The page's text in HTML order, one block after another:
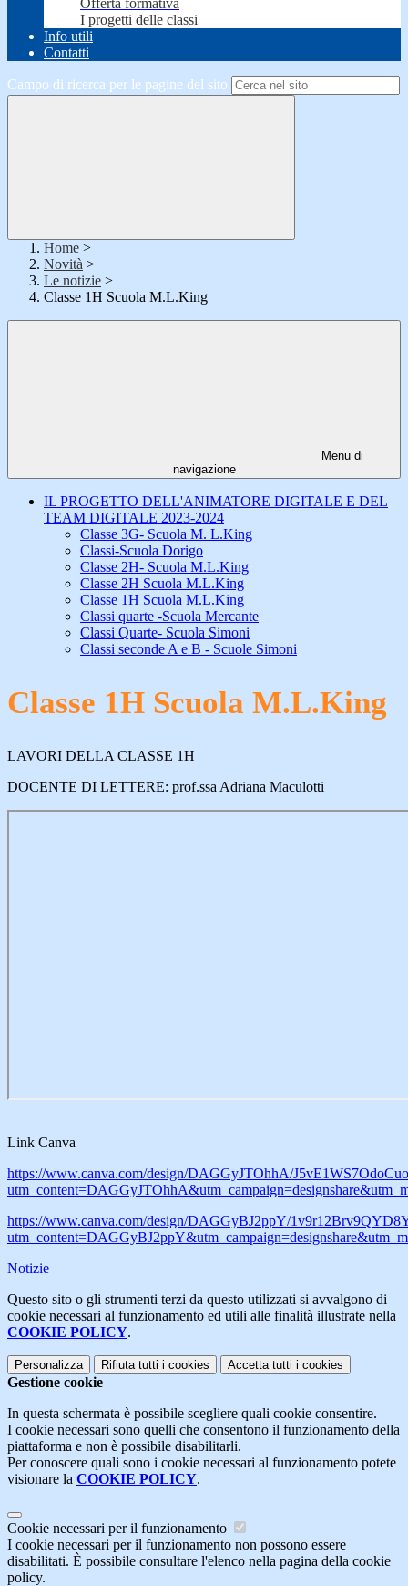
Offerta formativa
I progetti delle classi
Info utili
Contatti
Campo di ricerca per le pagine del sito
Home >
Novità >
Le notizie >
Classe 1H Scuola M.L.King
Menu di
navigazione
IL PROGETTO DELL'ANIMATORE DIGITALE E DEL
TEAM DIGITALE 2023-2024
Classe 3G- Scuola M. L.King
Classi-Scuola Dorigo
Classe 2H- Scuola M.L.King
Classe 2H Scuola M.L.King
Classe 1H Scuola M.L.King
Classi quarte -Scuola Mercante
Classi Quarte- Scuola Simoni
Classi seconde A e B - Scuole Simoni
Classe 1H Scuola M.L.King
LAVORI DELLA CLASSE 1H
DOCENTE DI LETTERE: prof.ssa Adriana Maculotti
Link Canva
https://www.canva.com/design/DAGGyJTOhhA/
https://www.canva.com/design/DAGGyBJ2ppY/
Notizie
Questo sito o gli strumenti terzi da questo utilizzati si avvalgono di
cookie necessari al funzionamento ed utili alle finalità illustrate nella
COOKIE POLICY.
Personalizza Rifiuta tutti i cookies Accetta tutti i cookies
Gestione cookie
In questa schermata è possibile scegliere quali cookie consentire.
I cookie necessari sono quelli che consentono il funzionamento della
piattaforma e non è possibile disabilitarli.
Per conoscere quali sono i cookie necessari al funzionamento potete
visionare la COOKIE POLICY.
Cookie necessari per il funzionamento
I cookie necessari per il funzionamento non possono essere
disabilitati. È possibile consultare l'elenco nella pagina della cookie
policy.